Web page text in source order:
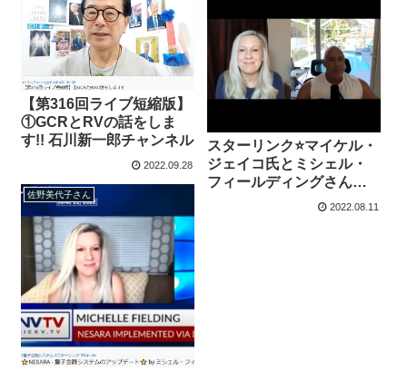
【第316回ライブ短縮版】
①GCRとRVの話をしま
す!! 石川新一郎チャンネル
2022.09.28
スターリンク⭐マイケル・
ジェイコ氏とミシェル・
フィールディングさんの
対談 マータさんより2022.08.11
佐野美代子さん